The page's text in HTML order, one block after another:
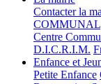
Contacter la
COMMUNAL
Centre
D.I.C.R.I.M.
Enfance et
Petite Enfance